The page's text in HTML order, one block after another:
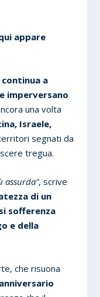
appare
continua a
imperversano
una volta
Israele,
segnati da
tregua.
assurda”, scrive
di un
sofferenza
e della
che risuona